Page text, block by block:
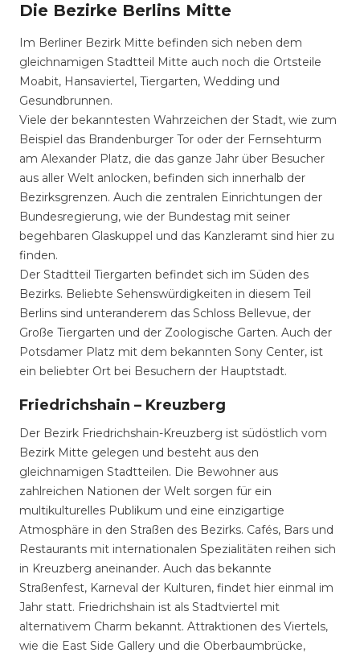
Die Bezirke Berlins Mitte
Im Berliner Bezirk Mitte befinden sich neben dem
gleichnamigen Stadtteil Mitte auch noch die Ortsteile
Moabit, Hansaviertel, Tiergarten, Wedding und
Gesundbrunnen.
Viele der bekanntesten Wahrzeichen der Stadt, wie zum
Beispiel das Brandenburger Tor oder der Fernsehturm
am Alexander Platz, die das ganze Jahr über Besucher
aus aller Welt anlocken, befinden sich innerhalb der
Bezirksgrenzen. Auch die zentralen Einrichtungen der
Bundesregierung, wie der Bundestag mit seiner
begehbaren Glaskuppel und das Kanzleramt sind hier zu
finden.
Der Stadtteil Tiergarten befindet sich im Süden des
Bezirks. Beliebte Sehenswürdigkeiten in diesem Teil
Berlins sind unteranderem das Schloss Bellevue, der
Große Tiergarten und der Zoologische Garten. Auch der
Potsdamer Platz mit dem bekannten Sony Center, ist
ein beliebter Ort bei Besuchern der Hauptstadt.
Friedrichshain – Kreuzberg
Der Bezirk Friedrichshain-Kreuzberg ist südöstlich vom
Bezirk Mitte gelegen und besteht aus den
gleichnamigen Stadtteilen. Die Bewohner aus
zahlreichen Nationen der Welt sorgen für ein
multikulturelles Publikum und eine einzigartige
Atmosphäre in den Straßen des Bezirks. Cafés, Bars und
Restaurants mit internationalen Spezialitäten reihen sich
in Kreuzberg aneinander. Auch das bekannte
Straßenfest, Karneval der Kulturen, findet hier einmal im
Jahr statt. Friedrichshain ist als Stadtviertel mit
alternativem Charm bekannt. Attraktionen des Viertels,
wie die East Side Gallery und die Oberbaumbrücke,